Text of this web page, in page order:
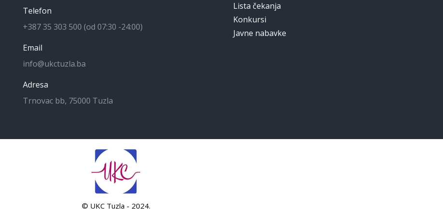
Telefon
+387 35 303 500 (od 07:30 -24:00)
Email
info@ukctuzla.ba
Adresa
Trnovac bb, 75000 Tuzla
Lista čekanja
Konkursi
Javne nabavke
© UKC Tuzla - 2024.